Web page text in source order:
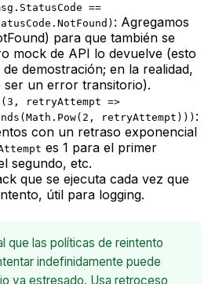
==
: Agregamos
para que también se
mock de API lo devuelve (esto
demostración; en la realidad,
un error transitorio).
retryAttempt =>
retryAttempt))) :
con un retraso exponencial
es 1 para el primer
segundo, etc.
que se ejecuta cada vez que
útil para logging.
que las políticas de reintento
indefinidamente puede
ya estresado. Usa retroceso